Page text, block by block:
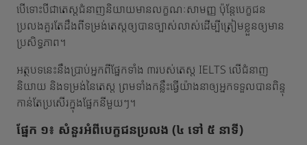
បើទោះបីជាតេស្តជំនាញនិយាយមានលក្ខណៈសាមញ្ញ ប៉ុន្តែបេក្ខជន
ប្រលងគួរតែដឹងពីទម្រង់តេស្តឲ្យបានច្បាស់លាស់ដើម្បីត្រៀមខ្លួនឲ្យមាន
ប្រសិទ្ធភាព។
អត្ថបទនេះនឹងប្រាប់អ្នកពីផ្នែកទាំង ៣របស់តេស្ត IELTS លើជំនាញ
និយាយ និងទម្រង់នៃតេស្ត ព្រមទាំងកន្លឹះធ្វើយ៉ាងនាឲ្យអ្នកទទួលបានពិន្ទុ
កាន់តែប្រសើរក្នុងផ្នែកនីមួយៗ។
ផ្នែក ១៖ សំនួរអំពីបេក្ខជនប្រលង (៤ ទៅ ៥ នាទី)